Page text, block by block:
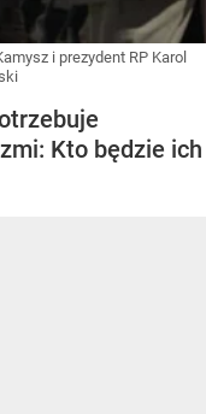
i prezydent RP Karol
Kto będzie ich